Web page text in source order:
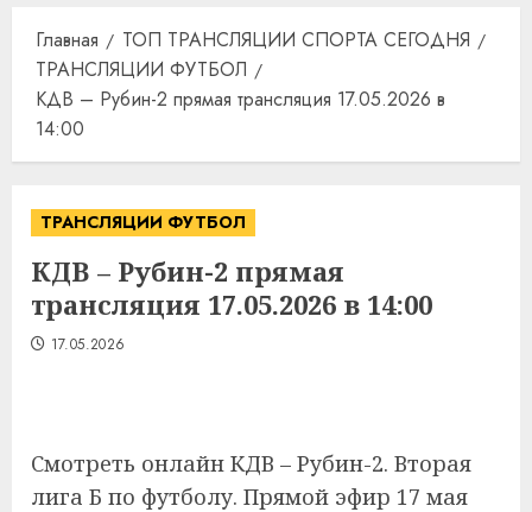
Главная
ТОП ТРАНСЛЯЦИИ СПОРТА СЕГОДНЯ
ТРАНСЛЯЦИИ ФУТБОЛ
КДВ – Рубин-2 прямая трансляция 17.05.2026 в
14:00
ТРАНСЛЯЦИИ ФУТБОЛ
КДВ – Рубин-2 прямая
трансляция 17.05.2026 в 14:00
17.05.2026
Смотреть онлайн КДВ – Рубин-2. Вторая
лига Б по футболу. Прямой эфир 17 мая